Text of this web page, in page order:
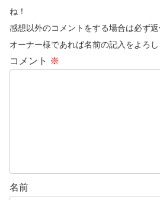
ね！
感想以外のコメントをする場合は必ず
オーナー様であれば名前の記入をよろし
コメント ※
名前